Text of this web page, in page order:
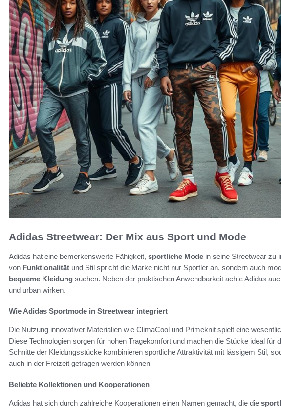
Adidas Streetwear: Der Mix aus Sport und Mode
Adidas hat eine bemerkenswerte Fähigkeit, sportliche Mode in seine Streetwear zu
von Funktionalität und Stil spricht die Marke nicht nur Sportler an, sondern auch
bequeme Kleidung suchen. Neben der praktischen Anwendbarkeit achte Adidas
und urban wirken.
Wie Adidas Sportmode in Streetwear integriert
Die Nutzung innovativer Materialien wie ClimaCool und Primeknit spielt eine
Diese Technologien sorgen für hohen Tragekomfort und machen die Stücke ideal für
Schnitte der Kleidungsstücke kombinieren sportliche Attraktivität mit lässigem Stil,
auch in der Freizeit getragen werden können.
Beliebte Kollektionen und Kooperationen
Adidas hat sich durch zahlreiche Kooperationen einen Namen gemacht, die die